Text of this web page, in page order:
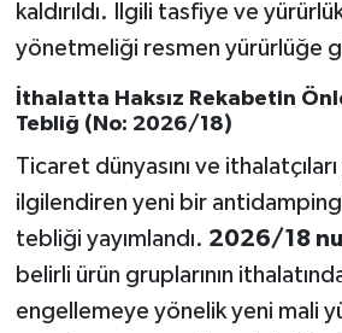
kaldırıldı. İlgili tasfiye ve
yönetmeliği resmen yürürlüğe
İthalatta Haksız Rekabetin
Tebliğ (No: 2026/18)
Ticaret dünyasını ve ithalatçıları
ilgilendiren yeni bir
tebliği yayımlandı. 2026/18
belirli ürün gruplarının
engellemeye yönelik yeni mali
Sındırgı
SPOR
SÜRMANŞET
Susurluk
TARİHTE BUGÜN